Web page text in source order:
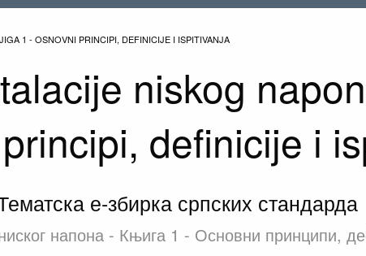
1 - OSNOVNI PRINCIPI, DEFINICIJE I ISPITIVANJA
niskog
definicije i
е-збирка српских стандарда
напона - Књига 1 - Основни принципи,